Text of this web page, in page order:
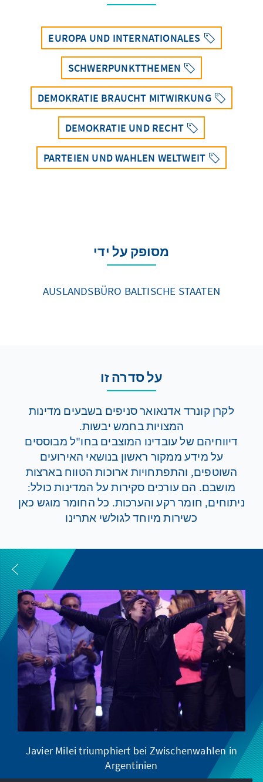
EUROPA UND INTERNATIONALES
SCHWERPUNKTTHEMEN
DEMOKRATIE BRAUCHT MITWIRKUNG
DEMOKRATIE UND RECHT
PARTEIEN UND WAHLEN WELTWEIT
מסופק על ידי
AUSLANDSBÜRO BALTISCHE STAATEN
על סדרה זו
לקרן קונרד אדנאואר סניפים בשבעים מדינות
המצויות בחמש יבשות.
דיווחיהם של עובדינו המוצבים בחו"ל מבוססים
על מידע ממקור ראשון בנושאי האירועים
השוטפים, והתפתחויות ארוכות הטווח בארצות
מושבם. הם עורכים סקירות על המדינות כולל:
ניתוחים, חומר רקע והערכות. כל החומר מוגש כאן
כשירות מיוחד לגולשי אתרינו
Javier Milei triumphiert bei Zwischenwahlen in
Argentinien